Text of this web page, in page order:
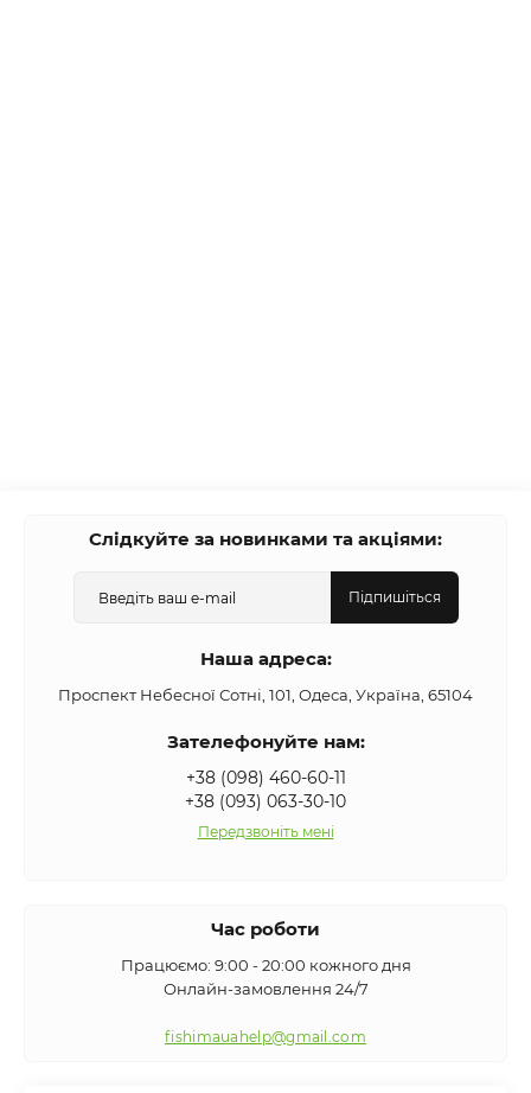
Слідкуйте за новинками та акціями:
Підпишіться
Наша адреса:
Проспект Небесної Сотні, 101, Одеса, Україна, 65104
Зателефонуйте нам:
+38 (098) 460-60-11
+38 (093) 063-30-10
Передзвоніть мені
Час роботи
Працюємо: 9:00 - 20:00 кожного дня
Онлайн-замовлення 24/7
fishimauahelp@gmail.com